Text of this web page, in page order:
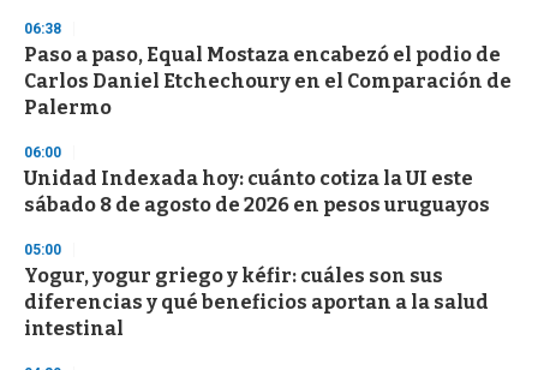
s
e
c
o
n
06:38
Paso a paso, Equal Mostaza encabezó el podio de
Carlos Daniel Etchechoury en el Comparación de
Palermo
06:00
Unidad Indexada hoy: cuánto cotiza la UI este
sábado 8 de agosto de 2026 en pesos uruguayos
05:00
Yogur, yogur griego y kéfir: cuáles son sus
diferencias y qué beneficios aportan a la salud
intestinal